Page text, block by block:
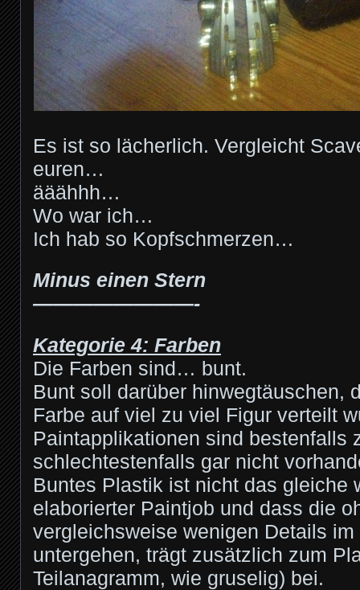
Es ist so lächerlich. Vergleicht
euren…
ääähhh…
Wo war ich…
Ich hab so Kopfschmerzen…
Minus einen Stern
————————-
Kategorie 4: Farben
Die Farben sind… bunt.
Bunt soll darüber hinwegtäuschen,
Farbe auf viel zu viel Figur verteilt
Paintapplikationen sind bestenfalls
schlechtestenfalls gar nicht
Buntes Plastik ist nicht das gleiche
elaborierter Paintjob und dass die
vergleichsweise wenigen Details
untergehen, trägt zusätzlich zum
Teilanagramm, wie gruselig) bei.